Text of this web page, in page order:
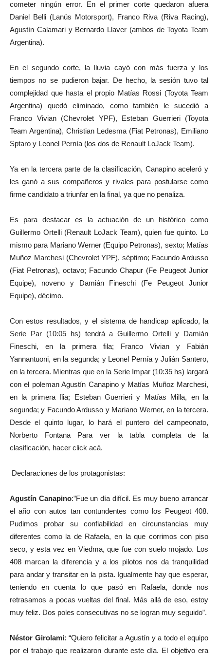
cometer ningún error. En el primer corte quedaron afuera
Daniel Belli (Lanús Motorsport), Franco Riva (Riva Racing),
Agustín Calamari y Bernardo Llaver (ambos de Toyota Team
Argentina).
En el segundo corte, la lluvia cayó con más fuerza y los
tiempos no se pudieron bajar. De hecho, la sesión tuvo tal
complejidad que hasta el propio Matías Rossi (Toyota Team
Argentina) quedó eliminado, como también le sucedió a
Franco Vivian (Chevrolet YPF), Esteban Guerrieri (Toyota
Team Argentina), Christian Ledesma (Fiat Petronas), Emiliano
Sptaro y Leonel Pernía (los dos de Renault LoJack Team).
Ya en la tercera parte de la clasificación, Canapino aceleró y
les ganó a sus compañeros y rivales para postularse como
firme candidato a triunfar en la final, ya que no penaliza.
Es para destacar es la actuación de un histórico como
Guillermo Ortelli (Renault LoJack Team), quien fue quinto. Lo
mismo para Mariano Werner (Equipo Petronas), sexto; Matías
Muñoz Marchesi (Chevrolet YPF), séptimo; Facundo Ardusso
(Fiat Petronas), octavo; Facundo Chapur (Fe Peugeot Junior
Equipe), noveno y Damián Fineschi (Fe Peugeot Junior
Equipe), décimo.
Con estos resultados, y el sistema de handicap aplicado, la
Serie Par (10:05 hs) tendrá a Guillermo Ortelli y Damián
Fineschi, en la primera fila; Franco Vivian y Fabián
Yannantuoni, en la segunda; y Leonel Pernía y Julián Santero,
en la tercera. Mientras que en la Serie Impar (10:35 hs) largará
con el poleman Agustín Canapino y Matías Muñoz Marchesi,
en la primera flia; Esteban Guerrieri y Matías Milla, en la
segunda; y Facundo Ardusso y Mariano Werner, en la tercera.
Desde el quinto lugar, lo hará el puntero del campeonato,
Norberto Fontana Para ver la tabla completa de la
clasificación, hacer click acá.
Declaraciones de los protagonistas:
Agustín Canapino:”Fue un día difícil. Es muy bueno arrancar
el año con autos tan contundentes como los Peugeot 408.
Pudimos probar su confiabilidad en circunstancias muy
diferentes como la de Rafaela, en la que corrimos con piso
seco, y esta vez en Viedma, que fue con suelo mojado. Los
408 marcan la diferencia y a los pilotos nos da tranquilidad
para andar y transitar en la pista. Igualmente hay que esperar,
teniendo en cuenta lo que pasó en Rafaela, donde nos
retrasamos a pocas vueltas del final. Más allá de eso, estoy
muy feliz. Dos poles consecutivas no se logran muy seguido”.
Néstor Girolami: “Quiero felicitar a Agustín y a todo el equipo
por el trabajo que realizaron durante este día. El objetivo era